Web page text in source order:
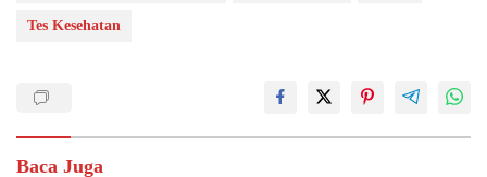
Tes Kesehatan
Baca Juga